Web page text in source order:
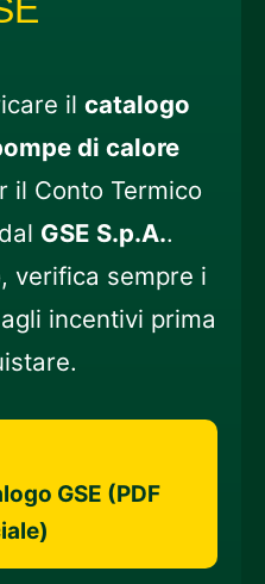
il catalogo
di calore
il Conto Termico
GSE S.p.A..
verifica sempre i
incentivi prima
GSE (PDF